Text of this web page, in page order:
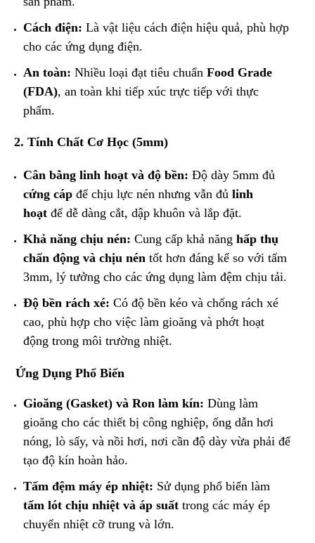
Cách điện: Là vật liệu cách điện hiệu quả, phù hợp
cho các ứng dụng điện.
An toàn: Nhiều loại đạt tiêu chuẩn Food Grade
(FDA), an toàn khi tiếp xúc trực tiếp với thực
phẩm.
2. Tính Chất Cơ Học (5mm)
Cân bằng linh hoạt và độ bền: Độ dày 5mm đủ
cứng cáp để chịu lực nén nhưng vẫn đủ linh
hoạt để dễ dàng cắt, dập khuôn và lắp đặt.
Khả năng chịu nén: Cung cấp khả năng hấp thụ
chấn động và chịu nén tốt hơn đáng kể so với tấm
3mm, lý tưởng cho các ứng dụng làm đệm chịu tải.
Độ bền rách xé: Có độ bền kéo và chống rách xé
cao, phù hợp cho việc làm gioăng và phớt hoạt
động trong môi trường nhiệt.
​Ứng Dụng Phổ Biến
Gioăng (Gasket) và Ron làm kín: Dùng làm
gioăng cho các thiết bị công nghiệp, ống dẫn hơi
nóng, lò sấy, và nồi hơi, nơi cần độ dày vừa phải để
tạo độ kín hoàn hảo.
Tấm đệm máy ép nhiệt: Sử dụng phổ biến làm
tấm lót chịu nhiệt và áp suất trong các máy ép
chuyển nhiệt cỡ trung và lớn.